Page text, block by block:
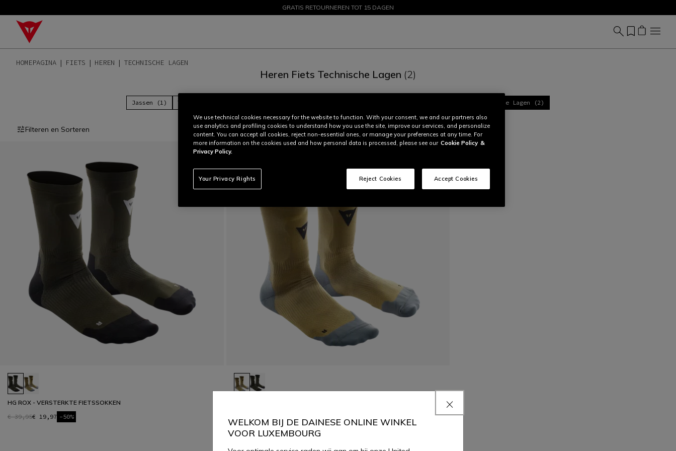
PROMOTIES TOT 50% – SHOP NU
GRATIS RETOURNEREN TOT 15 DAGEN
HOMEPAGINA FIETS HEREN TECHNISCHE LAGEN
Heren Fiets Technische Lagen (2)
Jassen (1) T-Shirts (18) Technische Lagen (2)
Filteren en Sorteren
HG ROX - VERSTERKTE FIETSSOKKEN
€ 39,95€ 19,97 -50%
WELKOM BIJ DE DAINESE ONLINE WINKEL
VOOR LUXEMBOURG
We use technical cookies necessary for the website to function. With your consent, we and our partners also
use analytics and profiling cookies to understand how you use the site, improve our services, and personalize
content. You can accept all cookies, reject non-essential ones, or manage your preferences at any time. For
more information on the cookies used and how personal data is processed, please see our Cookie Policy &
Privacy Policy.
Your Privacy Rights Reject Cookies Accept Cookies